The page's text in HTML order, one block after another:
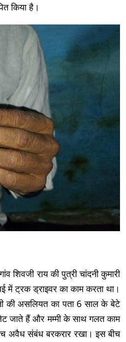
किया है।
शिवजी राय की पुत्री चांदनी कुमारी
में ट्रक ड्राइवर का काम करता था।
की असलियत का पता 6 साल के बेटे
जाते हैं और मम्मी के साथ गलत काम
अवैध संबंध बरकरार रखा। इस बीच